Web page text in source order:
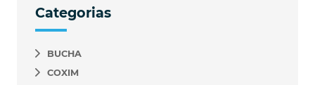
Categorias
BUCHA
COXIM